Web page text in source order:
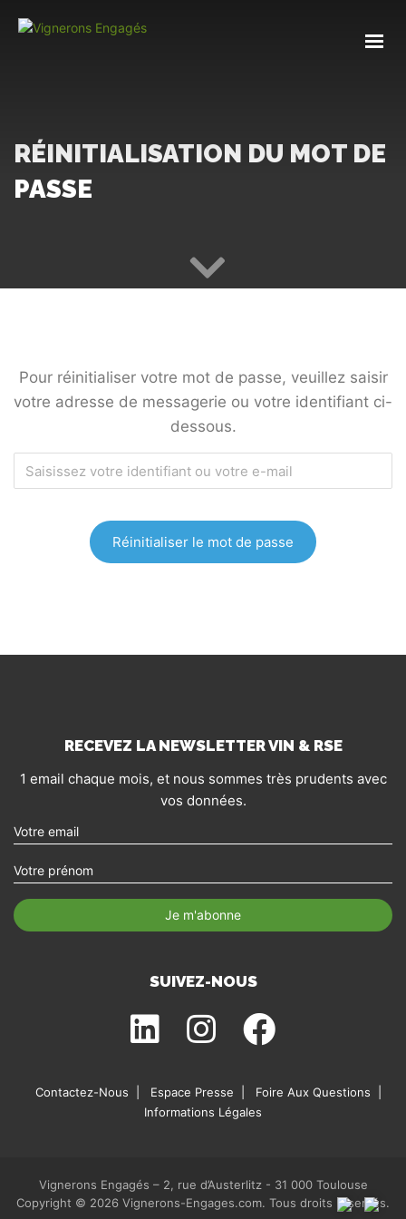
RÉINITIALISATION DU MOT DE
PASSE
Pour réinitialiser votre mot de passe, veuillez saisir
votre adresse de messagerie ou votre identifiant ci-
dessous.
RECEVEZ LA NEWSLETTER VIN & RSE
1 email chaque mois, et nous sommes très prudents avec
vos données.
SUIVEZ-NOUS
Contactez-Nous Espace Presse
Foire Aux Questions
Informations Légales
Vignerons Engagés – 2, rue d’Austerlitz - 31 000 Toulouse
Copyright © 2026 Vignerons-Engages.com. Tous droits réservés.